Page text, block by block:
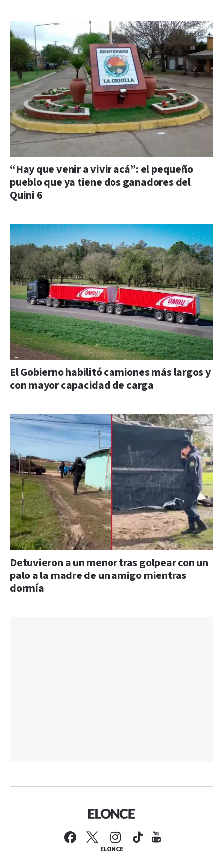
“Hay que venir a vivir acá”: el pequeño
pueblo que ya tiene dos ganadores del
Quini 6
El Gobierno habilitó camiones más largos y
con mayor capacidad de carga
Detuvieron a un menor tras golpear con un
palo a la madre de un amigo mientras
dormía
ELONCE